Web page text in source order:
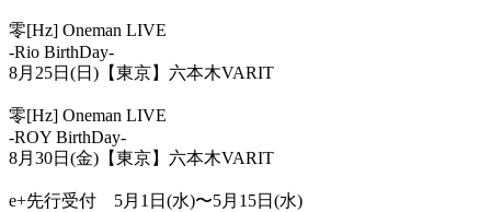
零[Hz] Oneman LIVE
-Rio BirthDay-
8月 25日 (日 ) 【東京】六本木VARIT
零[Hz] Oneman LIVE
-ROY BirthDay-
8月 30日 (金) 【東京】六本木VARIT
e+先行受付 5月 1 日 (水)〜5月 15日 (水)